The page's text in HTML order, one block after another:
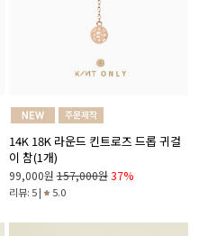
14K 18K 라운드 킨트로즈 드롭 귀걸
이 참(1개)
99,000원 157,000원 37%
리뷰: 5 | 5.0